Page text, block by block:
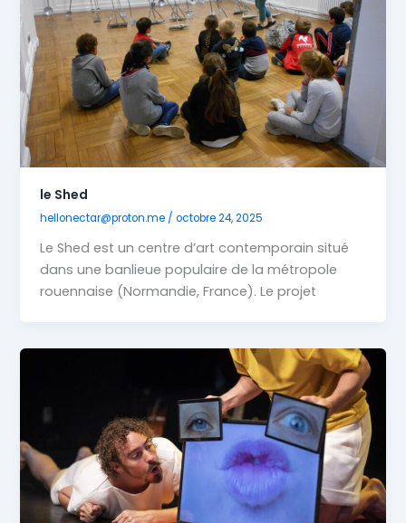
le Shed
hellonectar@proton.me /octobre 24, 2025
Le Shed est un centre d’art contemporain situé
dans une banlieue populaire de la métropole
rouennaise (Normandie, France). Le projet